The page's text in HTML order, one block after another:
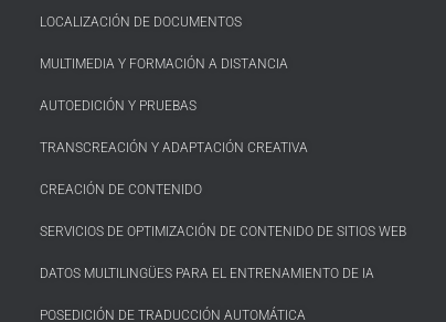
LOCALIZACIÓN DE DOCUMENTOS
MULTIMEDIA Y FORMACIÓN A DISTANCIA
AUTOEDICIÓN Y PRUEBAS
TRANSCREACIÓN Y ADAPTACIÓN CREATIVA
CREACIÓN DE CONTENIDO
SERVICIOS DE OPTIMIZACIÓN DE CONTENIDO DE SITIOS WEB
DATOS MULTILINGÜES PARA EL ENTRENAMIENTO DE IA
POSEDICIÓN DE TRADUCCIÓN AUTOMÁTICA